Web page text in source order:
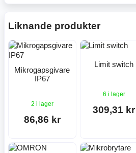
Liknande produkter
Mikrogapsgivare
IP67
2 i lager
86,86 kr
Limit switch
6 i lager
309,31 kr